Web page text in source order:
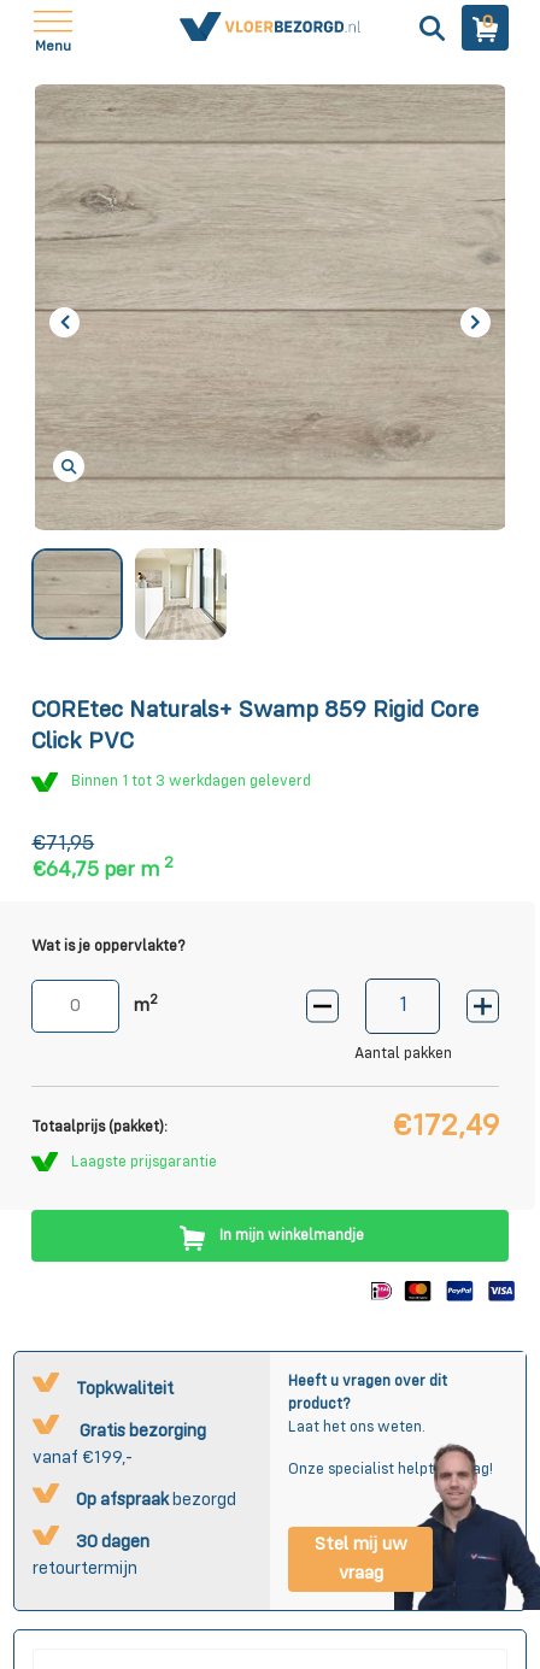
Menu
0
COREtec Naturals+ Swamp 859 Rigid Core
Click PVC
Binnen 1 tot 3 werkdagen geleverd
€71,95
€64,75 per m 2
Wat is je oppervlakte?
m2
Aantal pakken
Totaalprijs (pakket): €172,49
Laagste prijsgarantie
In mijn winkelmandje
Topkwaliteit
Gratis bezorging
vanaf €199,-
Op afspraak bezorgd
30 dagen
retourtermijn
Heeft u vragen over dit
product?
Laat het ons weten.
Onze specialist helpt u graag!
Stel mij uw
vraag